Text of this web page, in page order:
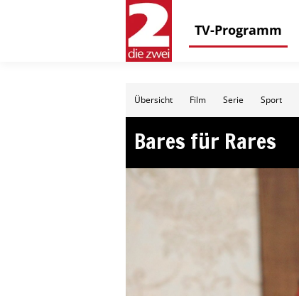
TV-Programm
Übersicht Film Serie Sport
Bares für Rares